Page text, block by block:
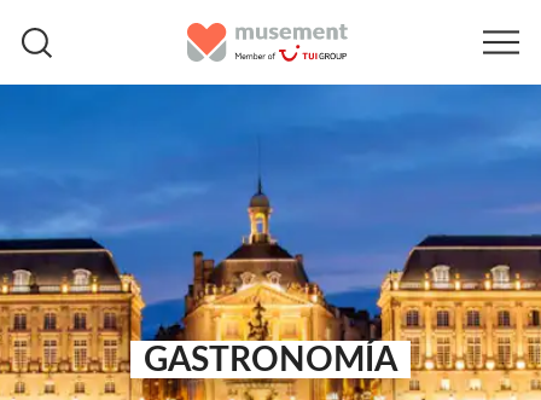
GASTRONOMÍA